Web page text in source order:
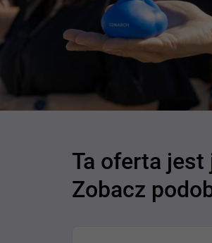
Ta oferta jest
Zobacz